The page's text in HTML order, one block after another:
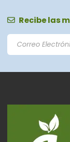
Recibe las